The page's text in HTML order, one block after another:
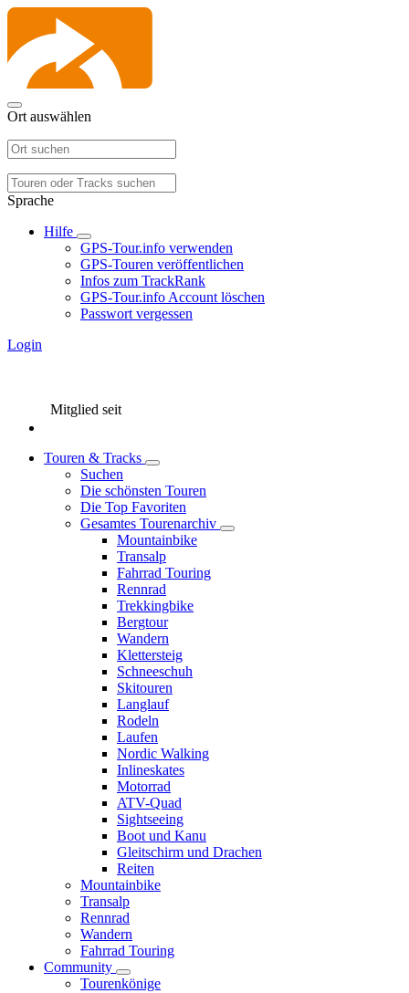
Ort auswählen
Sprache
Hilfe
GPS-Tour.info verwenden
GPS-Touren veröffentlichen
Infos zum TrackRank
GPS-Tour.info Account löschen
Passwort vergessen
Login
Mitglied seit
Touren & Tracks
Suchen
Die schönsten Touren
Die Top Favoriten
Gesamtes Tourenarchiv
Mountainbike
Transalp
Fahrrad Touring
Rennrad
Trekkingbike
Bergtour
Wandern
Klettersteig
Schneeschuh
Skitouren
Langlauf
Rodeln
Laufen
Nordic Walking
Inlineskates
Motorrad
ATV-Quad
Sightseeing
Boot und Kanu
Gleitschirm und Drachen
Reiten
Mountainbike
Transalp
Rennrad
Wandern
Fahrrad Touring
Community
Tourenkönige